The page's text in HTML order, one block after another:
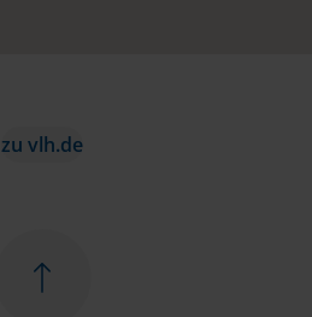
zu vlh.de